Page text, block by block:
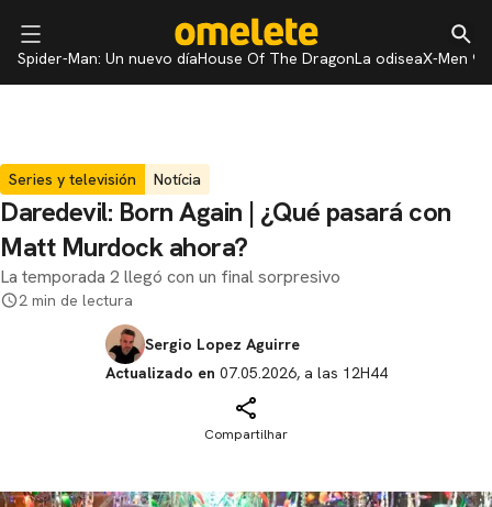
Spider-Man: Un nuevo díaHouse Of The DragonLa odiseaX-Men 97
Series y televisión Notícia
Daredevil: Born Again | ¿Qué pasará con
Matt Murdock ahora?
La temporada 2 llegó con un final sorpresivo
2 min de lectura
Sergio Lopez Aguirre
Actualizado en 07.05.2026, a las 12H44
Compartilhar